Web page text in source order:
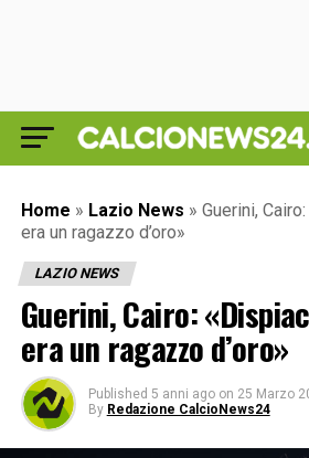
Home » Lazio News » Guerini,
era un ragazzo d’oro»
LAZIO NEWS
Guerini, Cairo:
era un ragazzo d’oro»
Published 5 anni ago on 25 Marzo
By Redazione CalcioNews24